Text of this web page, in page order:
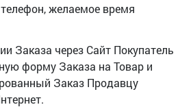
желаемое время
Заказа через Сайт Покупатель
форму Заказа на Товар и
Заказ Продавцу